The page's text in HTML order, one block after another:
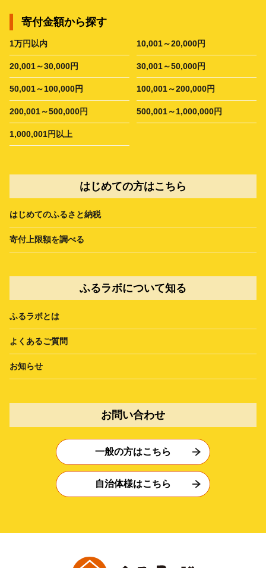
寄付金額から探す
1万円以内 10,001～20,000円
20,001～30,000円 30,001～50,000円
50,001～100,000円 100,001～200,000円
200,001～500,000円 500,001～1,000,000円
1,000,001円以上
はじめての方はこちら
はじめてのふるさと納税
寄付上限額を調べる
ふるラボについて知る
ふるラボとは
よくあるご質問
お知らせ
お問い合わせ
一般の方はこちら
自治体様はこちら